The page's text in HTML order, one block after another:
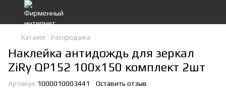
Каталог Распродажа
Наклейка антидождь для зеркал
ZiRy QP152 100x150 комплект 2шт
Артикул: 1000010003441 Оставить отзыв